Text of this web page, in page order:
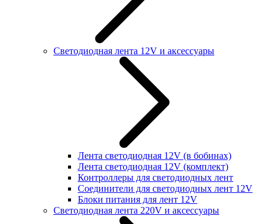
Светодиодная лента 12V и аксессуары
Лента светодиодная 12V (в бобинах)
Лента светодиодная 12V (комплект)
Контроллеры для светодиодных лент
Соединители для светодиодных лент 12V
Блоки питания для лент 12V
Светодиодная лента 220V и аксессуары